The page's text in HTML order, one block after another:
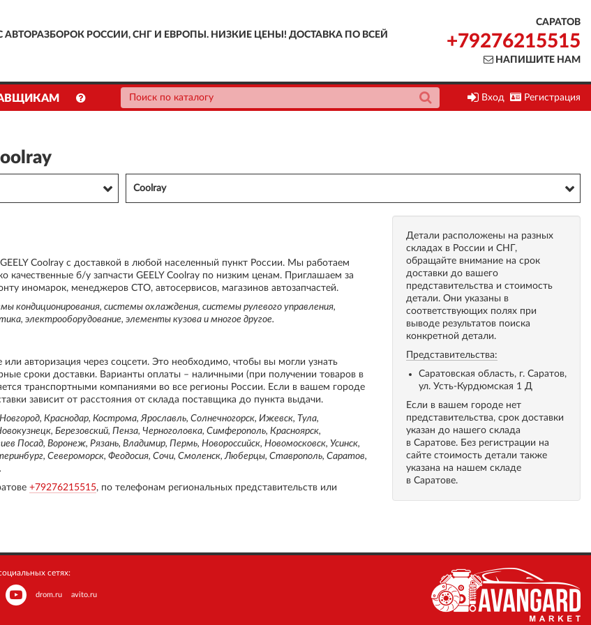
РОССИИ, СНГ И ЕВРОПЫ. НИЗКИЕ ЦЕНЫ! ДОСТАВКА ПО ВСЕЙ
САРАТОВ
+79276215515
НАПИШИТЕ НАМ
Вход Регистрация
Coolray
Coolray с доставкой в любой населенный пункт России. Мы работаем
б/у запчасти GEELY Coolray по низким ценам. Приглашаем за
иномарок, менеджеров СТО, автосервисов, магазинов автозапчастей.
кондиционирования, системы охлаждения, системы рулевого управления,
электрооборудование, элементы кузова и многое другое.
или авторизация через соцсети. Это необходимо, чтобы вы могли узнать
сроки доставки. Варианты оплаты – наличными (при получении товаров в
транспортными компаниями во все регионы России. Если в вашем городе
зависит от расстояния от склада поставщика до пункта выдачи.
Краснодар, Кострома, Ярославль, Солнечногорск, Ижевск, Тула,
Березовский, Пенза, Черноголовка, Симферополь, Красноярск,
Посад, Воронеж, Рязань, Владимир, Пермь, Новороссийск, Новомосковск, Усинск,
Североморск, Феодосия, Сочи, Смоленск, Люберцы, Ставрополь, Саратов,
+79276215515, по телефонам региональных представительств или
Детали расположены на разных
складах в России и СНГ,
обращайте внимание на срок
доставки до вашего
представительства и стоимость
детали. Они указаны в
соответствующих полях при
выводе результатов поиска
конкретной детали.
Представительства:
Саратовская область, г. Саратов,
ул. Усть-Курдюмская 1 Д
Если в вашем городе нет
представительства, срок доставки
указан до нашего склада
в Саратове. Без регистрации на
сайте стоимость детали также
указана на нашем складе
в Саратове.
сетях:
drom.ru avito.ru